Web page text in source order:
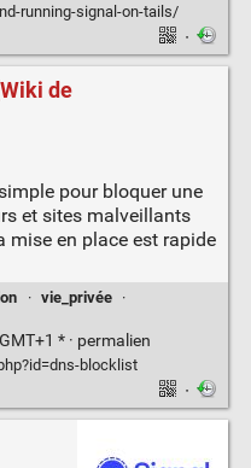
running-signal-on-tails/
·
de
pour bloquer une
et sites malveillants
en place est rapide
· vie_privée
·
* · permalien
blocklist
·